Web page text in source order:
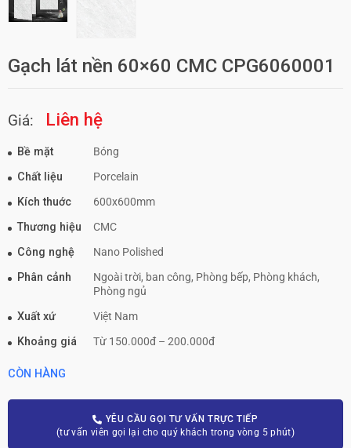
Gạch lát nền 60×60 CMC CPG6060001
Giá: Liên hệ
Bề mặt
Bóng
Chất liệu
Porcelain
Kích thuớc
600x600mm
Thương hiệu
CMC
Công nghệ
Nano Polished
Phân cảnh
Ngoài trời, ban công, Phòng bếp, Phòng khách,
Phòng ngủ
Xuất xứ
Việt Nam
Khoảng giá
Từ 150.000đ – 200.000đ
CÒN HÀNG
YÊU CẦU GỌI TƯ VẤN TRỰC TIẾP
(tư vấn viên gọi lại cho quý khách trong vòng 5 phút)